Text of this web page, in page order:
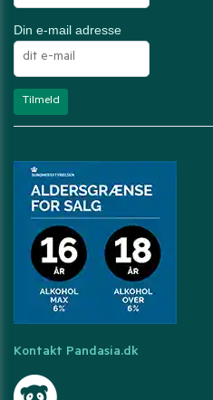
Din e-mail adresse
Kontakt Pandasia.dk